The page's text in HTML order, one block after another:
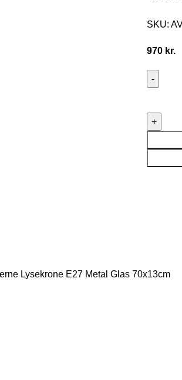
SKU:
970 kr.
Lysekrone E27 Metal Glas 70x13cm